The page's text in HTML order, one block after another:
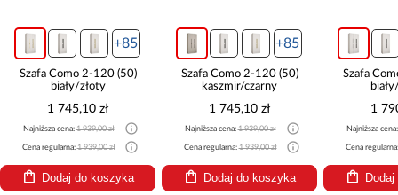
+85
Szafa Como 2-120 (50)
biały/złoty
1 745,10 zł
Najniższa cena:1 939,00 zł
Cena regularna:1 939,00 zł
Dodaj do koszyka
+85
Szafa Como 2-120 (50)
kaszmir/czarny
1 745,10 zł
Najniższa cena:1 939,00 zł
Cena regularna:1 939,00 zł
Dodaj do koszyka
Szafa
1
Najniższa
Cena